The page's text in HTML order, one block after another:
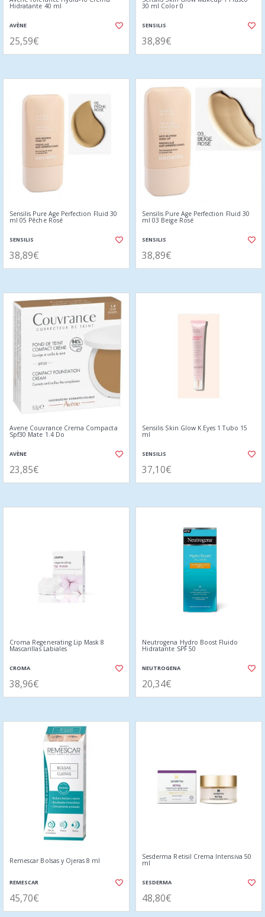
Hidratante 40 ml
AVÈNE
25,59€
30 ml Color 0
SENSILIS
38,89€
Sensilis Pure Age Perfection Fluid 30
ml 05 Pêche Rosé
SENSILIS
38,89€
Sensilis Pure Age Perfection Fluid 30
ml 03 Beige Rosé
SENSILIS
38,89€
Avene Couvrance Crema Compacta
Spf30 Mate 1.4 Do
AVÈNE
23,85€
Sensilis Skin Glow K Eyes 1 Tubo 15
ml
SENSILIS
37,10€
Croma Regenerating Lip Mask 8
Mascarillas Labiales
CROMA
38,96€
Neutrogena Hydro Boost Fluido
Hidratante SPF 50
NEUTROGENA
20,34€
Remescar Bolsas y Ojeras 8 ml
REMESCAR
45,70€
Sesderma Retisil Crema Intensiva 50
ml
SESDERMA
48,80€